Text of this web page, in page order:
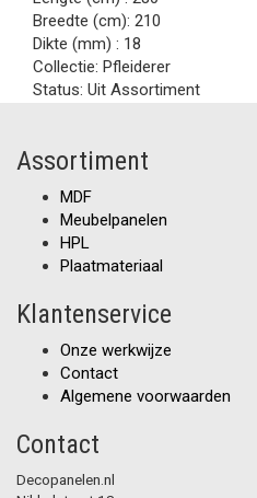
Breedte (cm): 210
Dikte (mm) : 18
Collectie: Pfleiderer
Status: Uit Assortiment
Assortiment
MDF
Meubelpanelen
HPL
Plaatmateriaal
Klantenservice
Onze werkwijze
Contact
Algemene voorwaarden
Contact
Decopanelen.nl